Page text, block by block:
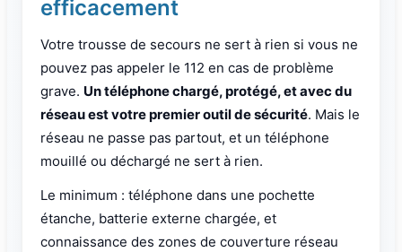
efficacement
Votre trousse de secours ne sert à rien si vous ne
pouvez pas appeler le 112 en cas de problème
grave. Un téléphone chargé, protégé, et avec du
réseau est votre premier outil de sécurité. Mais le
réseau ne passe pas partout, et un téléphone
mouillé ou déchargé ne sert à rien.
Le minimum : téléphone dans une pochette
étanche, batterie externe chargée, et
connaissance des zones de couverture réseau